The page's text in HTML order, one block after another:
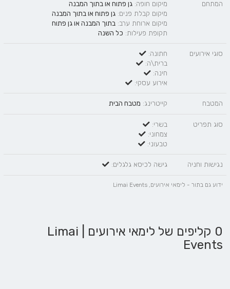
המתחם
מיקום חופה:גן פתוח או בתוך המבנה
מיקום קבלת פנים:גן פתוח או בתוך המבנה
מיקום ארוחת ערב: בתוך המבנה אוגן פתוח
תקופת פעילות: כל השנה
סוגי אירועים
חתונה:
ברית\ה:
חינה:
אירוע עסקי:
המטבח קייטרינג: מטבח הבית
סוג תפריט
בשרי:
צמחוני:
טבעוני:
נגישות וחניה גישה לכיסא גלגלים:
ידוע גם בתור - לימאי אירועים, Limai Events
0 קליפים של לימאי אירועים | Limai
Events